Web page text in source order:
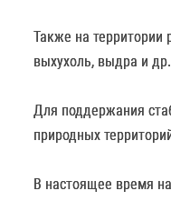
Также на территории
выхухоль, выдра и др.
Для поддержания
природных
В настоящее время